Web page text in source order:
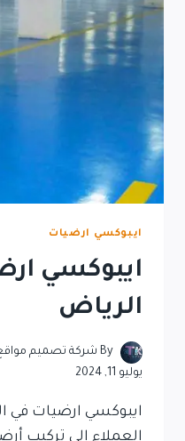
ايبوكسي ارضيات
ايبوكسي
الرياض
By شركة تصميم
يوليو 11, 2024
ايبوكسي ارضيات في
العملاء الى تركيب